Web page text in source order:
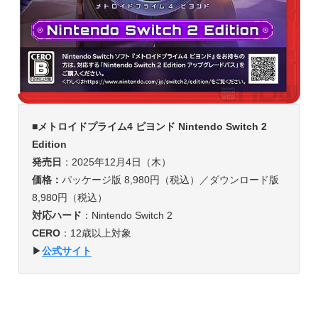
■メトロイドプライム4 ビヨンド Nintendo Switch 2
Edition
発売日 ：2025年12月4日（木）
価格： パッケージ版 8,980円（税込）／ダウンロード版
8,980円（税込）
対応ハード ：Nintendo Switch 2
CERO：12歳以上対象
▶︎公式サイト